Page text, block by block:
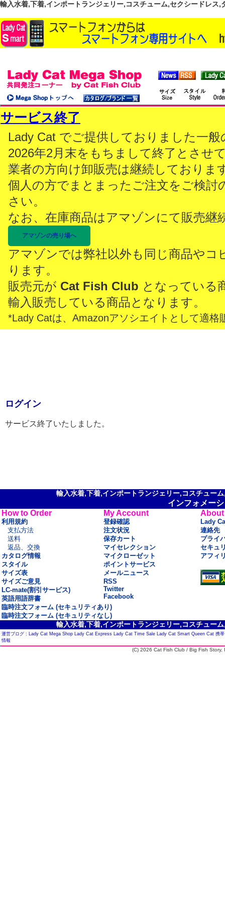
輸入水着,下着,インポートランジェリー,コスチューム,セクシードレス
サービス終了
Lady Cat でご提供しておりました一
2026年2月末をもちまして終了とさせ
業者の方向け卸販売は継続しておりま
個人の方でまとまったご注文をご検討
さい。
なお、在庫商品はアマゾンにて販売継
アマゾンの売り場へ
アマゾンでは弊社以外も同じ商品やコ
ります。
販売元が Cat Fish Club となっている
輸入販売している商品となります。
*Lady Catは、Amazonアソシエイトとして適格
ログイン
サービス終了いたしました。
輸入水着,下着,インポートランジェリー,コスチュー
インフォメー
How to Order
利用規約
支払方法
送料
返品、交換
カタログ情報
スタイル
サイズ表
サイズご意見
LC-mate(割引サービス)
英語用語辞書
My Account
登録確認
注文状況
保存カート
マイセレクション
マイクローゼット
ポイントサービス
メールニュース
RSS
Twitter
Facebook
About
Lady
連絡先
プライ
セキュ
アフィ
臨時注文フォーム (セキュリティあり)
臨時注文フォーム (セキュリティなし)
輸入水着,下着,インポートランジェリー,コスチュー
運営ブログ : Lady Cat Mega Shop Lady Cat Express Lady Cat Time Sale Lady Cat Smart Queen Cat 携
情報
(C) 2026 Cat Fish Club / Big Fish Story,